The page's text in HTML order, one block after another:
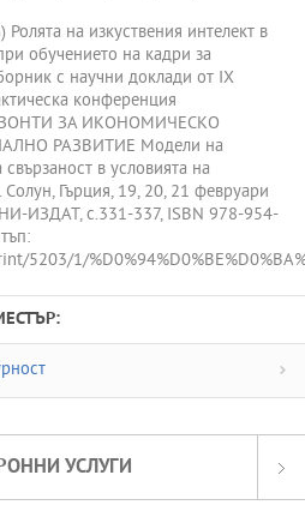
на изкуствения интелект в
обучението на кадри за
с научни доклади от IX
конференция
ЗА ИКОНОМИЧЕСКО
РАЗВИТИЕ Модели на
в условията на
Солун, Гърция, 19, 20, 21 февруари
ИЗДАТ, с.331-337, ISBN 978-954-
5203/1/
УСЛУГИ